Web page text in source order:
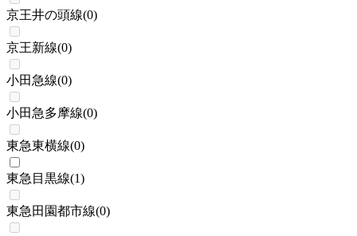
京王井の頭線(0)
京王新線(0)
小田急線(0)
小田急多摩線(0)
東急東横線(0)
東急目黒線(1)
東急田園都市線(0)